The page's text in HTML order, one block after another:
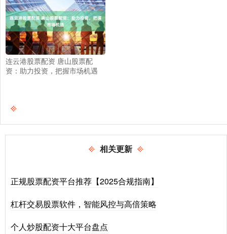
连云港股票配资 唐山股票配
资：助力投资，把握市场机遇
相关更新
正规股票配资平台推荐【2025合规指南】
杠杆交易股票软件，智能风控与高倍策略
个人炒股配资十大平台盘点